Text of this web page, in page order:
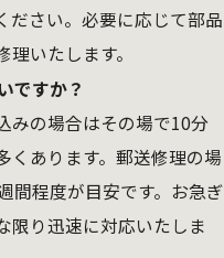
ださい。必要に応じて部品
いたします。
ですか？
みの場合はその場で10分
くあります。郵送修理の場
間程度が目安です。お急ぎ
限り迅速に対応いたしま